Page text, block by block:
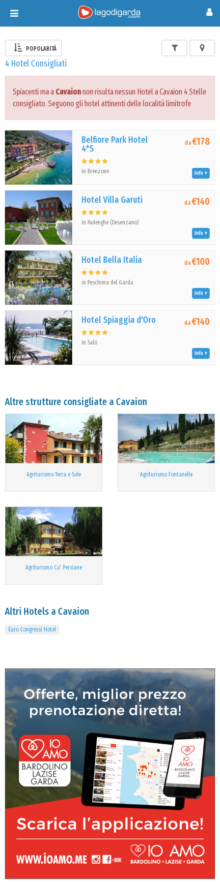
Toggle
navigation
POPOLARITÀ
4 Hotel Consigliati
Spiacenti ma a Cavaionnon risulta nessun Hotel a Cavaion 4 Stelle
consigliato. Seguono gli hotel attinenti delle località limitrofe
Belfiore Park Hotel
4*S
in Brenzone
da€178
Info
Hotel Villa Garuti
in Padenghe (Desenzano)
da€140
Info
Hotel Bella Italia
in Peschiera del Garda
da€100
Info
Hotel Spiaggia d'Oro
in Salò
da€140
Info
Altre strutture consigliate a Cavaion
Agriturismo Terra e Sole Agriturismo Fontanelle
Agriturismo Ca' Persiane
Altri Hotels a Cavaion
Euro Congressi Hotel